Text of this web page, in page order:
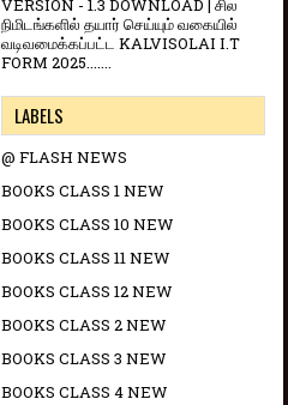
VERSION - 1.3 DOWNLOAD | சில
நிமிடங்களில் தயார் செய்யும் வகையில்
வடிவமைக்கப்பட்ட KALVISOLAI I.T
FORM 2025.......
LABELS
@ FLASH NEWS
BOOKS CLASS 1 NEW
BOOKS CLASS 10 NEW
BOOKS CLASS 11 NEW
BOOKS CLASS 12 NEW
BOOKS CLASS 2 NEW
BOOKS CLASS 3 NEW
BOOKS CLASS 4 NEW